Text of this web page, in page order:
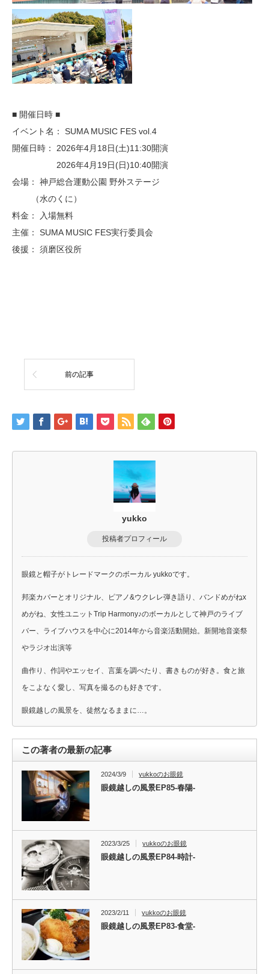
​■ 開催日時 ■
​イベント名： SUMA MUSIC FES vol.4
​開催日時： 2026年4月18日(土)11:30開演
2026年4月19日(日)10:40開演
​会場： 神戸総合運動公園 野外ステージ
（水のくに）
​料金： 入場無料
​主催： SUMA MUSIC FES実行委員会
​後援： 須磨区役所
前の記事
yukko
投稿者プロフィール
眼鏡と帽子がトレードマークのボーカル yukkoです。
邦楽カバーとオリジナル、ピアノ&ウクレレ弾き語り、バンドめがねx
めがね、女性ユニットTrip Harmony♪のボーカルとして神戸のライブ
バー、ライブハウスを中心に2014年から音楽活動開始。新開地音楽祭
やラジオ出演等
曲作り、作詞やエッセイ、言葉を調べたり、書きものが好き。食と旅
をこよなく愛し、写真を撮るのも好きです。
眼鏡越しの風景を、徒然なるままに…。
この著者の最新の記事
2024/3/9 yukkoのお眼鏡
眼鏡越しの風景EP85-春陽-
2023/3/25 yukkoのお眼鏡
眼鏡越しの風景EP84-時計-
2023/2/11 yukkoのお眼鏡
眼鏡越しの風景EP83-食堂-